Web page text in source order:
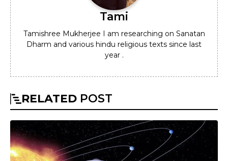
Tami
Tamishree Mukherjee I am researching on Sanatan
Dharm and various hindu religious texts since last
year .
RELATED POST